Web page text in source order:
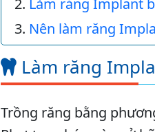
Làm răng Implant
Nên làm răng
Làm răng
Trồng răng bằng